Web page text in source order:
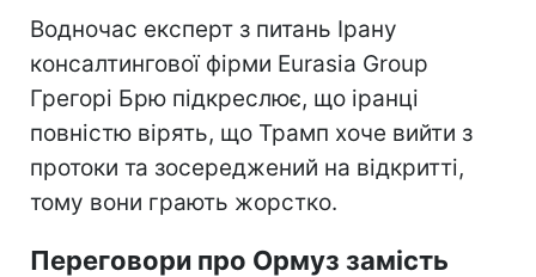
Водночас експерт з питань Ірану
консалтингової фірми Eurasia Group
Грегорі Брю підкреслює, що іранці
повністю вірять, що Трамп хоче вийти з
протоки та зосереджений на відкритті,
тому вони грають жорстко.
Переговори про Ормуз замість